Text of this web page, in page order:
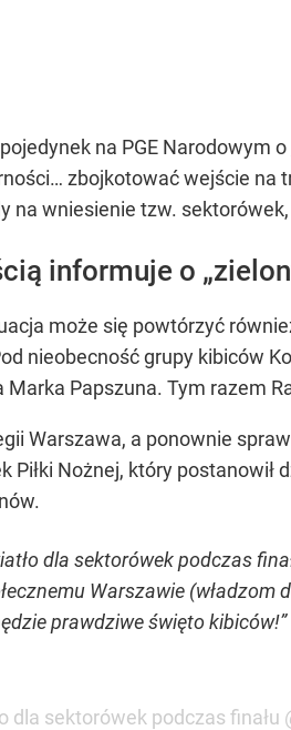
na PGE Narodowym o
zbojkotować wejście na
na wniesienie tzw.
informuje o
może się powtórzyć
nieobecność grupy kibiców
Papszuna. Tym razem
Warszawa, a ponownie
Nożnej, który
dla sektorówek podczas
Warszawie (władzom
prawdziwe święto
dla sektorówek podczas finału